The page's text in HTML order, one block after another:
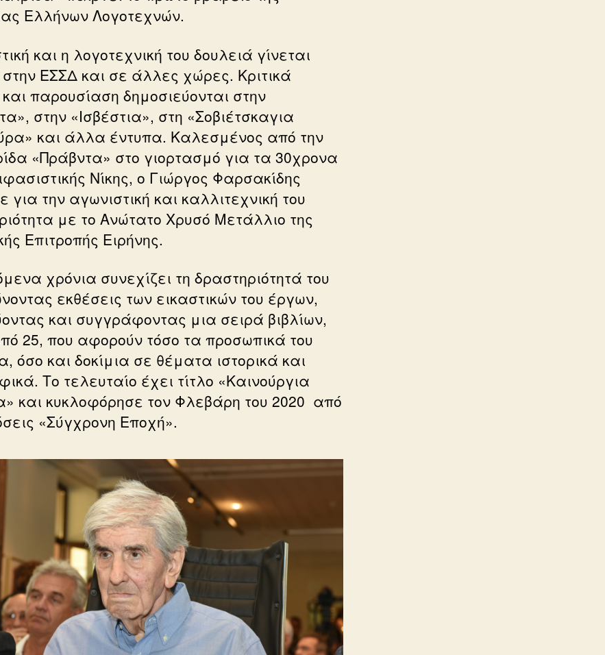
Ελλήνων Λογοτεχνών.
και η λογοτεχνική του δουλειά γίνεται
ΕΣΣΔ και σε άλλες χώρες. Κριτικά
παρουσίαση δημοσιεύονται στην
στην «Ισβέστια», στη «Σοβιέτσκαγια
και άλλα έντυπα. Καλεσμένος από την
«Πράβντα» στο γιορτασμό για τα 30χρονα
Νίκης, ο Γιώργος Φαρσακίδης
για την αγωνιστική και καλλιτεχνική του
με το Ανώτατο Χρυσό Μετάλλιο της
Επιτροπής Ειρήνης.
χρόνια συνεχίζει τη δραστηριότητά του
εκθέσεις των εικαστικών του έργων,
και συγγράφοντας μια σειρά βιβλίων,
25, που αφορούν τόσο τα προσωπικά του
όσο και δοκίμια σε θέματα ιστορικά και
Το τελευταίο έχει τίτλο «Καινούργια
και κυκλοφόρησε τον Φλεβάρη του 2020 από
«Σύγχρονη Εποχή».